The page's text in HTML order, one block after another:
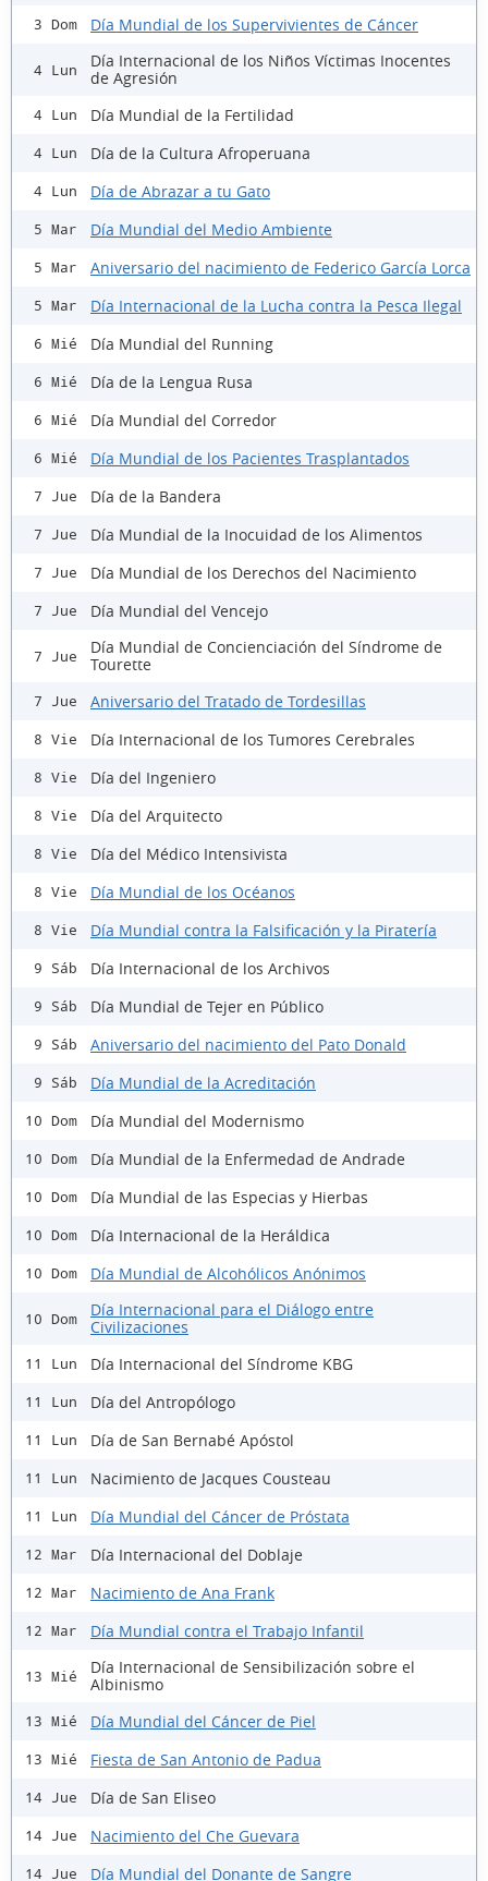
3 Dom Día Mundial de los Supervivientes de Cáncer
4 Lun
Día Internacional de los Niños Víctimas Inocentes
de Agresión
4 Lun Día Mundial de la Fertilidad
4 Lun Día de la Cultura Afroperuana
4 Lun Día de Abrazar a tu Gato
5 Mar Día Mundial del Medio Ambiente
5 Mar Aniversario del nacimiento de Federico García Lorca
5 Mar Día Internacional de la Lucha contra la Pesca Ilegal
6 Mié Día Mundial del Running
6 Mié Día de la Lengua Rusa
6 Mié Día Mundial del Corredor
6 Mié Día Mundial de los Pacientes Trasplantados
7 Jue Día de la Bandera
7 Jue Día Mundial de la Inocuidad de los Alimentos
7 Jue Día Mundial de los Derechos del Nacimiento
7 Jue Día Mundial del Vencejo
7 Jue
Día Mundial de Concienciación del Síndrome de
Tourette
7 Jue Aniversario del Tratado de Tordesillas
8 Vie Día Internacional de los Tumores Cerebrales
8 Vie Día del Ingeniero
8 Vie Día del Arquitecto
8 Vie Día del Médico Intensivista
8 Vie Día Mundial de los Océanos
8 Vie Día Mundial contra la Falsificación y la Piratería
9 Sáb Día Internacional de los Archivos
9 Sáb Día Mundial de Tejer en Público
9 Sáb Aniversario del nacimiento del Pato Donald
9 Sáb Día Mundial de la Acreditación
10 Dom Día Mundial del Modernismo
10 Dom Día Mundial de la Enfermedad de Andrade
10 Dom Día Mundial de las Especias y Hierbas
10 Dom Día Internacional de la Heráldica
10 Dom Día Mundial de Alcohólicos Anónimos
10 Dom
Día Internacional para el Diálogo entre
Civilizaciones
11 Lun Día Internacional del Síndrome KBG
11 Lun Día del Antropólogo
11 Lun Día de San Bernabé Apóstol
11 Lun Nacimiento de Jacques Cousteau
11 Lun Día Mundial del Cáncer de Próstata
12 Mar Día Internacional del Doblaje
12 Mar Nacimiento de Ana Frank
12 Mar Día Mundial contra el Trabajo Infantil
13 Mié
Día Internacional de Sensibilización sobre el
Albinismo
13 Mié Día Mundial del Cáncer de Piel
13 Mié Fiesta de San Antonio de Padua
14 Jue Día de San Eliseo
14 Jue Nacimiento del Che Guevara
14 Jue Día Mundial del Donante de Sangre